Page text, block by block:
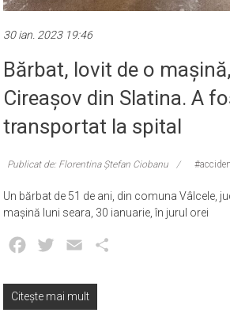
30 ian. 2023 19:46
Bărbat, lovit de o
Cireașov din Slatina. A
transportat la spital
Publicat de: Florentina Ștefan Ciobanu
Un bărbat de 51 de ani, din comuna Vâlcele,
mașină luni seara, 30 ianuarie, în jurul orei
Facebook
Twitter Email
Citește mai mult